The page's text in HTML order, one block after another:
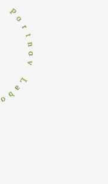
o
r
t
n
o
v
a
b
o
r